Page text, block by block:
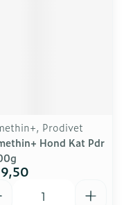
Prodivet
Hond Kat Pdr